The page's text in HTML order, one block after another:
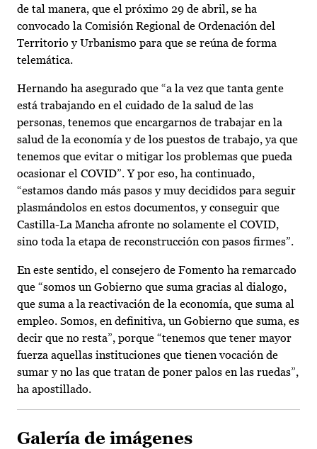
de tal manera, que el próximo 29 de abril, se ha
convocado la Comisión Regional de Ordenación del
Territorio y Urbanismo para que se reúna de forma
telemática.
Hernando ha asegurado que “a la vez que tanta gente
está trabajando en el cuidado de la salud de las
personas, tenemos que encargarnos de trabajar en la
salud de la economía y de los puestos de trabajo, ya que
tenemos que evitar o mitigar los problemas que pueda
ocasionar el COVID”. Y por eso, ha continuado,
“estamos dando más pasos y muy decididos para seguir
plasmándolos en estos documentos, y conseguir que
Castilla-La Mancha afronte no solamente el COVID,
sino toda la etapa de reconstrucción con pasos firmes”.
En este sentido, el consejero de Fomento ha remarcado
que “somos un Gobierno que suma gracias al dialogo,
que suma a la reactivación de la economía, que suma al
empleo. Somos, en definitiva, un Gobierno que suma, es
decir que no resta”, porque “tenemos que tener mayor
fuerza aquellas instituciones que tienen vocación de
sumar y no las que tratan de poner palos en las ruedas”,
ha apostillado.
Galería de imágenes